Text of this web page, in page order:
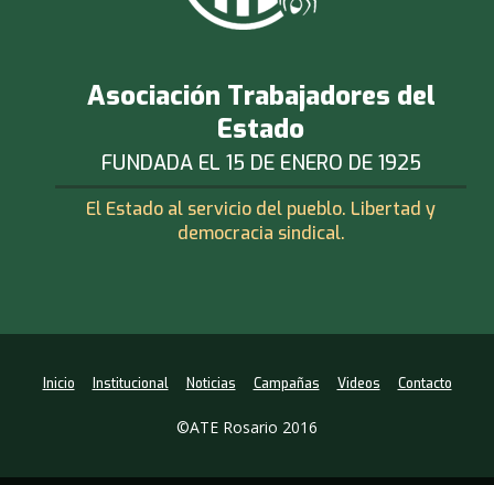
Asociación Trabajadores del
Estado
FUNDADA EL 15 DE ENERO DE 1925
El Estado al servicio del pueblo. Libertad y
democracia sindical.
Inicio Institucional Noticias Campañas Videos Contacto
©ATE Rosario 2016